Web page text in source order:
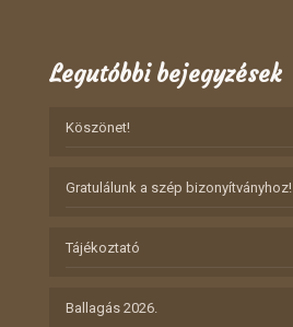
Legutóbbi bejegyzések
Köszönet!
Gratulálunk a szép bizonyítványhoz!
Tájékoztató
Ballagás 2026.